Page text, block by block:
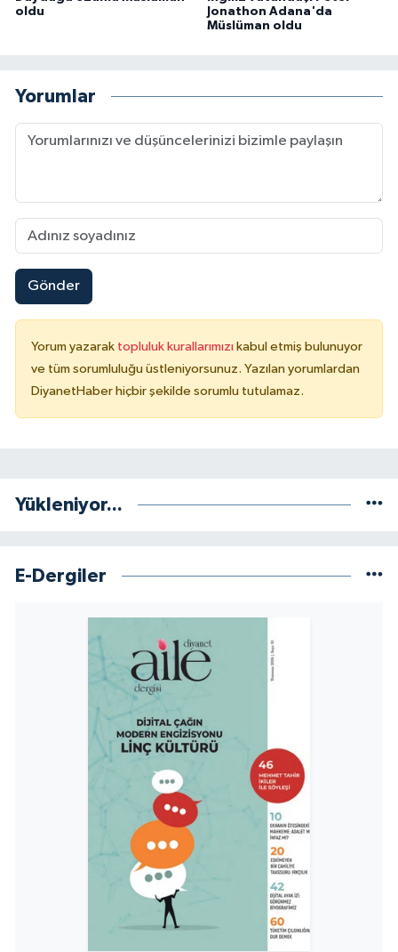
oldu
Jonathon Adana'da
Müslüman oldu
Yorumlar
Gönder
Yorum yazarak topluluk kurallarımızı kabul etmiş bulunuyor
ve tüm sorumluluğu üstleniyorsunuz. Yazılan yorumlardan
DiyanetHaber hiçbir şekilde sorumlu tutulamaz.
Yükleniyor...
E-Dergiler
Malatya Müftülüğü
Mardin Müftülüğü
Muğla Müftülüğü
Muş Müftülüğü
Nevşehir Müftülüğü
Rize Müftülüğü
Samsun Müftülüğü
Siirt Müftülüğü
Sinop Müftülüğü
Sivas Müftülüğü
Şanlıurfa Müftülüğü
Şırnak Müftülüğü